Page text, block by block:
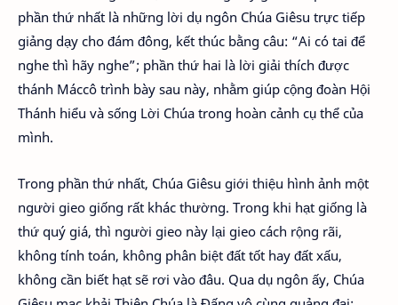
phần thứ nhất là những lời dụ ngôn Chúa Giêsu trực tiếp
giảng dạy cho đám đông, kết thúc bằng câu: “Ai có tai để
nghe thì hãy nghe”; phần thứ hai là lời giải thích được
thánh Máccô trình bày sau này, nhằm giúp cộng đoàn Hội
Thánh hiểu và sống Lời Chúa trong hoàn cảnh cụ thể của
mình.
Trong phần thứ nhất, Chúa Giêsu giới thiệu hình ảnh một
người gieo giống rất khác thường. Trong khi hạt giống là
thứ quý giá, thì người gieo này lại gieo cách rộng rãi,
không tính toán, không phân biệt đất tốt hay đất xấu,
không cần biết hạt sẽ rơi vào đâu. Qua dụ ngôn ấy, Chúa